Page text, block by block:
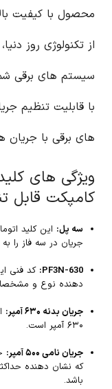
محصول با کیفیت
از تکنولوژی روز
سیستم های برقی
با قابلیت تنظیم
های برقی با جریان
ویژگی های
کامپکت قابل
سه پل: این کلید
جریان در سه فاز را
PF3N-630:
دهنده نوع و
جریان بدنه ۶۳۰ آمپر:
۶۳۰ آمپر است.
جریان نامی ۵۰۰ آمپر:
که نشان دهنده
باشد.